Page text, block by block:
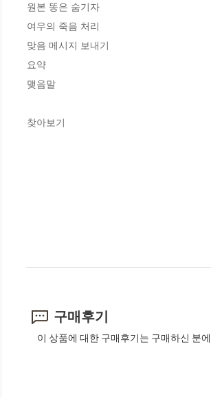
원본 똥은 숨기자
여우의 죽음 처리
맞음 메시지 보내기
요약
맺음말
찾아보기
구매후기
이 상품에 대한 구매후기는 구매하신 분